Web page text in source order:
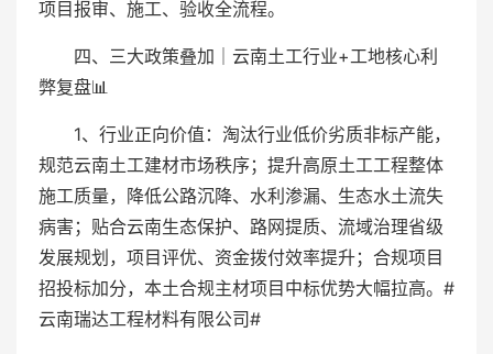
项目报审、施工、验收全流程。
四、三大政策叠加｜云南土工行业+工地核心利
弊复盘📊
1、行业正向价值：淘汰行业低价劣质非标产能，
规范云南土工建材市场秩序；提升高原土工工程整体
施工质量，降低公路沉降、水利渗漏、生态水土流失
病害；贴合云南生态保护、路网提质、流域治理省级
发展规划，项目评优、资金拨付效率提升；合规项目
招投标加分，本土合规主材项目中标优势大幅拉高。#
云南瑞达工程材料有限公司#